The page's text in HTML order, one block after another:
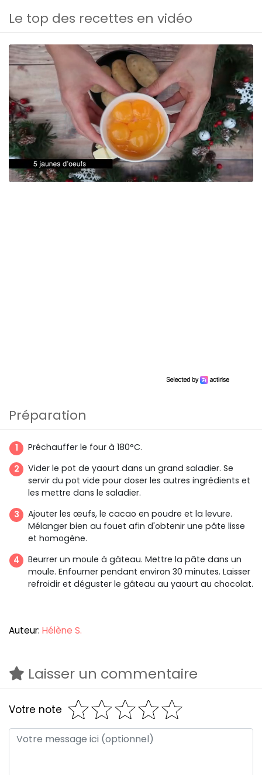
Le top des recettes en vidéo
Préparation
Préchauffer le four à 180°C.
Vider le pot de yaourt dans un grand saladier. Se
servir du pot vide pour doser les autres ingrédients et
les mettre dans le saladier.
Ajouter les œufs, le cacao en poudre et la levure.
Mélanger bien au fouet afin d'obtenir une pâte lisse
et homogène.
Beurrer un moule à gâteau. Mettre la pâte dans un
moule. Enfourner pendant environ 30 minutes. Laisser
refroidir et déguster le gâteau au yaourt au chocolat.
Auteur: Hélène S.
Laisser un commentaire
Votre note